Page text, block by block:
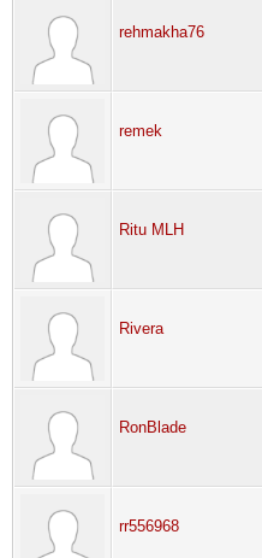
rehmakha76
remek
Ritu MLH
Rivera
RonBlade
rr556968